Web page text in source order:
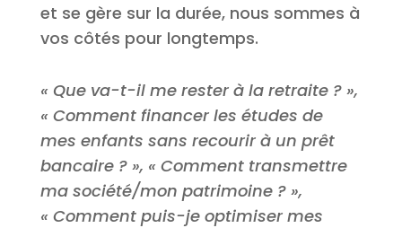
et se gère sur la durée, nous sommes à
vos côtés pour longtemps.
« Que va-t-il me rester à la retraite ? »,
« Comment financer les études de
mes enfants sans recourir à un prêt
bancaire ? », « Comment transmettre
ma société/mon patrimoine ? »,
« Comment puis-je optimiser mes